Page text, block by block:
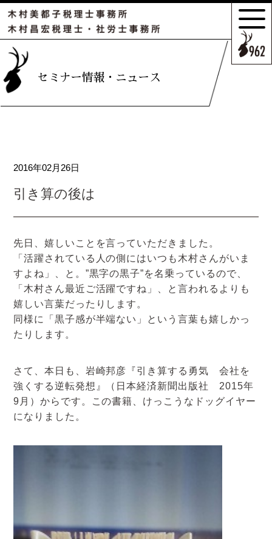
セミナー情報・ニュース
2016年02月26日
引き算の後は
先日、嬉しいことを言っていただきました。
「活躍されている人の側にはいつも木村さんがいま
すよね」、と。”黒字の黒子”を名乗っているので、
「木村さん最近ご活躍ですね」、と言われるよりも
嬉しい言葉だったりします。
同様に「黒子感が半端ない」という言葉も嬉しかっ
たりします。
さて、本日も、岩崎邦彦『引き算する勇気 会社を
強くする逆転発想』（日本経済新聞出版社 2015年
9月）からです。この書籍、けっこうなドッグイヤー
になりました。
相続の
アクセスマップ
お電話・